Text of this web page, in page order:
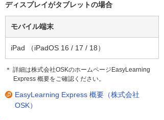
ディスプレイがタブレットの場合
モバイル端末
iPad （iPadOS 16 / 17 / 18）
＊ 詳細は株式会社OSKのホームページEasyLearning
Express 概要をご確認ください。
EasyLearning Express 概要（株式会社
OSK）